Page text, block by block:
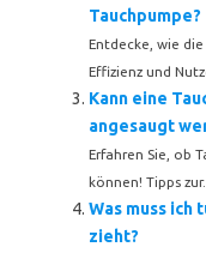
Tauchpumpe?
Entdecke, wie
Effizienz und
Kann eine
angesaugt
Erfahren Sie, ob
können! Tipps zur...
Was muss ich
zieht?